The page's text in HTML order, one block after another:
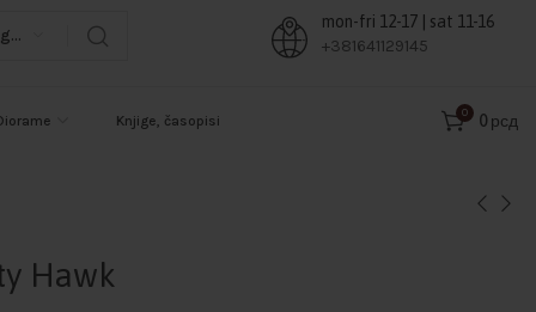
Odaberi kategoriju
mon-fri 12-17 | sat 11-16
+381641129145
Knjige, časopisi 0 0 рсд
Hawk